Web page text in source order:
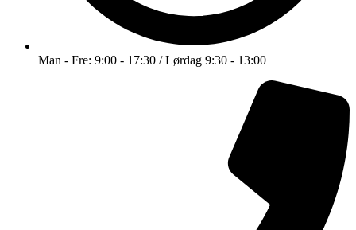
Man - Fre: 9:00 - 17:30 / Lørdag 9:30 - 13:00